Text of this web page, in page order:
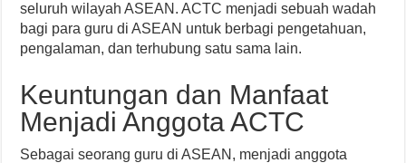
seluruh wilayah ASEAN. ACTC menjadi sebuah wadah
bagi para guru di ASEAN untuk berbagi pengetahuan,
pengalaman, dan terhubung satu sama lain.
Keuntungan dan Manfaat
Menjadi Anggota ACTC
Sebagai seorang guru di ASEAN, menjadi anggota